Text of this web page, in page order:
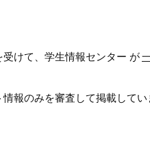
けて、学生情報センター が
報のみを審査して掲載してい